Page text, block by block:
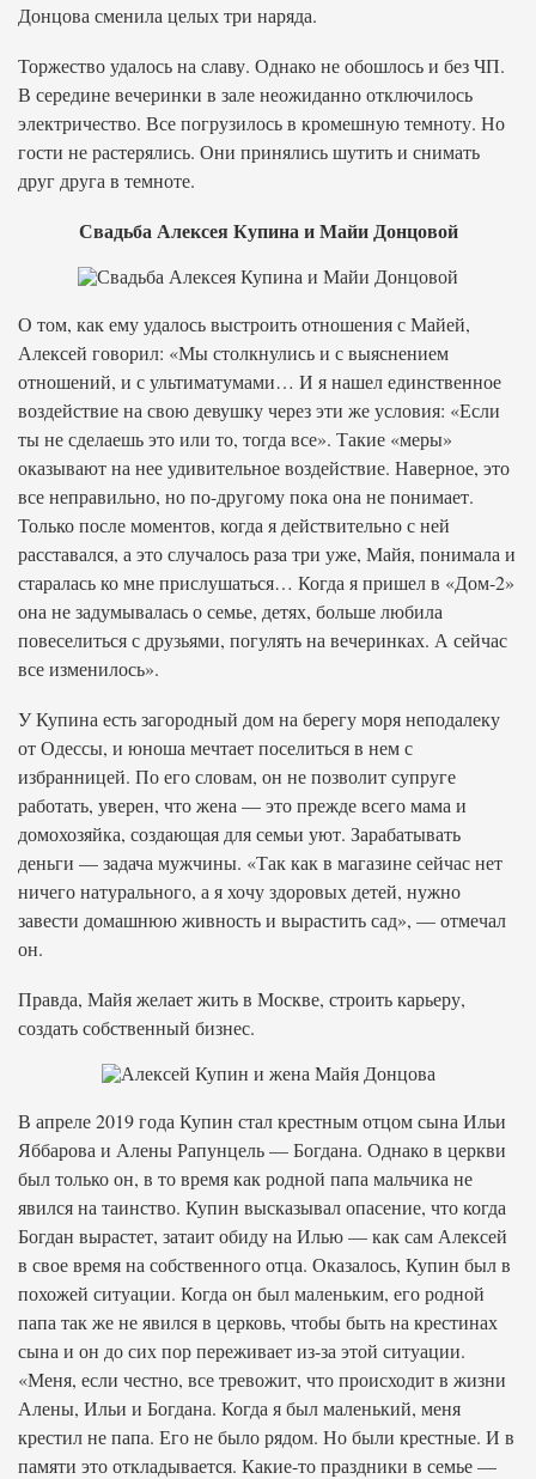
Донцова сменила целых три наряда.
Торжество удалось на славу. Однако не обошлось и без ЧП.
В середине вечеринки в зале неожиданно отключилось
электричество. Все погрузилось в кромешную темноту. Но
гости не растерялись. Они принялись шутить и снимать
друг друга в темноте.
Свадьба Алексея Купина и Майи Донцовой
О том, как ему удалось выстроить отношения с Майей,
Алексей говорил: «Мы столкнулись и с выяснением
отношений, и с ультиматумами… И я нашел единственное
воздействие на свою девушку через эти же условия: «Если
ты не сделаешь это или то, тогда все». Такие «меры»
оказывают на нее удивительное воздействие. Наверное, это
все неправильно, но по-другому пока она не понимает.
Только после моментов, когда я действительно с ней
расставался, а это случалось раза три уже, Майя, понимала и
старалась ко мне прислушаться… Когда я пришел в «Дом-2»
она не задумывалась о семье, детях, больше любила
повеселиться с друзьями, погулять на вечеринках. А сейчас
все изменилось».
У Купина есть загородный дом на берегу моря неподалеку
от Одессы, и юноша мечтает поселиться в нем с
избранницей. По его словам, он не позволит супруге
работать, уверен, что жена — это прежде всего мама и
домохозяйка, создающая для семьи уют. Зарабатывать
деньги — задача мужчины. «Так как в магазине сейчас нет
ничего натурального, а я хочу здоровых детей, нужно
завести домашнюю живность и вырастить сад», — отмечал
он.
Правда, Майя желает жить в Москве, строить карьеру,
создать собственный бизнес.
В апреле 2019 года Купин стал крестным отцом сына Ильи
Яббарова и Алены Рапунцель — Богдана. Однако в церкви
был только он, в то время как родной папа мальчика не
явился на таинство. Купин высказывал опасение, что когда
Богдан вырастет, затаит обиду на Илью — как сам Алексей
в свое время на собственного отца. Оказалось, Купин был в
похожей ситуации. Когда он был маленьким, его родной
папа так же не явился в церковь, чтобы быть на крестинах
сына и он до сих пор переживает из-за этой ситуации.
«Меня, если честно, все тревожит, что происходит в жизни
Алены, Ильи и Богдана. Когда я был маленький, меня
крестил не папа. Его не было рядом. Но были крестные. И в
памяти это откладывается. Какие-то праздники в семье —